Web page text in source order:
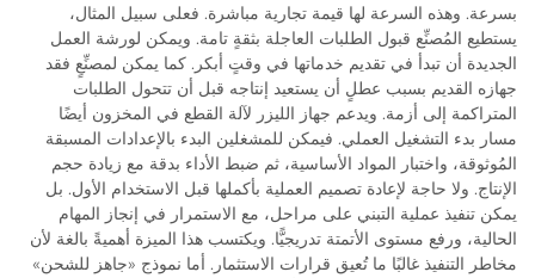
بسرعة. وهذه السرعة لها قيمة تجارية مباشرة. فعلى سبيل المثال،
يستطيع المُصنِّع قبول الطلبات العاجلة بثقةٍ تامة. ويمكن لورشة العمل
الجديدة أن تبدأ في تقديم خدماتها في وقتٍ أبكر. كما يمكن لمصنِّعٍ فقد
جهازه القديم بسبب عطلٍ أن يستعيد إنتاجه قبل أن تتحول الطلبات
المتراكمة إلى أزمة. ويدعم جهاز الليزر لآلة القطع في المخزون أيضًا
مسار بدء التشغيل العملي. فيمكن للمشغلين البدء بالإعدادات المسبقة
المُوثوقة، واختبار المواد الأساسية، ثم ضبط الأداء بدقة مع زيادة حجم
الإنتاج. ولا حاجة لإعادة تصميم العملية بأكملها قبل الاستخدام الأول. بل
يمكن تنفيذ عملية التبني على مراحل، مع الاستمرار في إنجاز المهام
الحالية، ورفع مستوى الأتمتة تدريجيًّا. ويكتسب هذا الميزة أهميةً بالغة لأن
مخاطر التنفيذ غالبًا ما تُعيق قرارات الاستثمار. أما نموذج «جاهز للشحن»